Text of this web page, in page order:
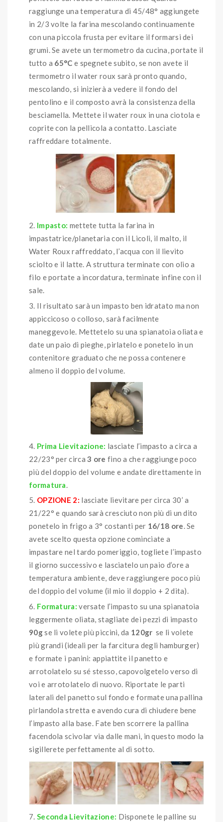
raggiunge una temperatura di 45/48° aggiungete
in 2/3 volte la farina mescolando continuamente
con una piccola frusta per evitare il formarsi dei
grumi. Se avete un termometro da cucina, portate il
tutto a 65°C e spegnete subito, se non avete il
termometro il water roux sarà pronto quando,
mescolando, si inizierà a vedere il fondo del
pentolino e il composto avrà la consistenza della
besciamella. Mettete il water roux in una ciotola e
coprite con la pellicola a contatto. Lasciate
raffreddare totalmente.
Impasto: mettete tutta la farina in
impastatrice/planetaria con il Licoli, il malto, il
Water Roux raffreddato, l’acqua con il lievito
sciolto e il latte. A struttura terminate con olio a
filo e portate a incordatura, terminate infine con il
sale.
Il risultato sarà un impasto ben idratato ma non
appiccicoso o colloso, sarà facilmente
maneggevole. Mettetelo su una spianatoia oliata e
date un paio di pieghe, pirlatelo e ponetelo in un
contenitore graduato che ne possa contenere
almeno il doppio del volume.
Prima Lievitazione: lasciate l’impasto a circa a
22/23° per circa3 ore fino a che raggiunge poco
più del doppio del volume e andate direttamente in
formatura.
OPZIONE 2: lasciate lievitare per circa 30’ a
21/22° e quando sarà cresciuto non più di un dito
ponetelo in frigo a 3° costanti per 16/18 ore. Se
avete scelto questa opzione cominciate a
impastare nel tardo pomeriggio, togliete l’impasto
il giorno successivo e lasciatelo un paio d’ore a
temperatura ambiente, deve raggiungere poco più
del doppio del volume (il mio il doppio + 2 dita).
Formatura: versate l’impasto su una spianatoia
leggermente oliata, stagliate dei pezzi di impasto
90gse li volete più piccini, da 120gr se li volete
più grandi (ideali per la farcitura degli hamburger)
e formate i panini: appiattite il panetto e
arrotolatelo su sé stesso, capovolgetelo verso di
voi e arrotolatelo di nuovo. Riportate le parti
laterali del panetto sul fondo e formate una pallina
pirlandola stretta e avendo cura di chiudere bene
l’impasto alla base. Fate ben scorrere la pallina
facendola scivolar via dalle mani, in questo modo la
sigillerete perfettamente al di sotto.
Seconda Lievitazione: Disponete le palline su